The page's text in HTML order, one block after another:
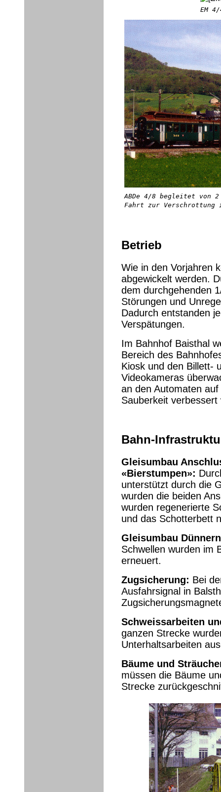
EM
ABDe 4/8 begleitet von
Fahrt zur Verschrottung
Betrieb
Wie in den Vorjahren
abgewickelt werden.
dem durchgehenden
Störungen und
Dadurch entstanden
Verspätungen.
Im Bahnhof Baisthal
Bereich des
Kiosk und den Billett-
Videokameras
an den Automaten
Sauberkeit verbessert
Bahn-
Gleisumbau
«Bierstumpen»:
unterstützt durch die
wurden die beiden
wurden regenerierte
und das Schotterbett
Gleisumbau
Schwellen wurden im
erneuert.
Zugsicherung: Bei
Ausfahrsignal in
Schweissarbeiten
ganzen Strecke
Unterhaltsarbeiten
Bäume und
müssen die Bäume
Strecke